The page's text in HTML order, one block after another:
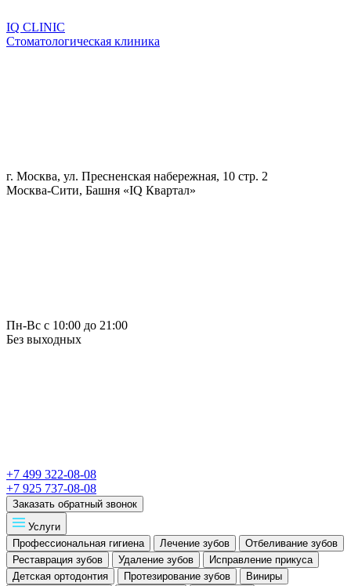
IQ CLINIC
Стоматологическая клиника
г. Москва, ул. Пресненская набережная, 10 стр. 2
Москва-Сити, Башня «IQ Квартал»
Пн-Вс с 10:00 до 21:00
Без выходных
+7 499 322-08-08
+7 925 737-08-08
Заказать обратный звонок
Услуги
Профессиональная гигиена
Лечение зубов
Отбеливание зубов
Реставрация зубов
Удаление зубов
Исправление прикуса
Детская ортодонтия
Протезирование зубов
Виниры